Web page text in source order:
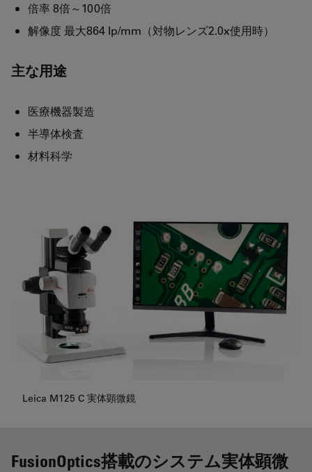
倍率 8倍～100倍
解像度 最大864 lp/mm（対物レンズ2.0x使用時）
主な用途
医療機器製造
半導体検査
材料科学
Leica M125 C 実体顕微鏡
FusionOptics搭載のシステム実体顕微